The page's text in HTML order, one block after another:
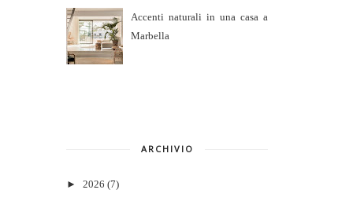
Accenti naturali in una casa a
Marbella
ARCHIVIO
► 2026 (7)